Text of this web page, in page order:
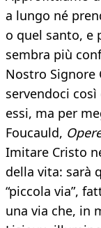
a lungo né
o quel santo, e
sembra più
Nostro Signore
servendoci
essi, ma per
Foucauld,
Imitare Cristo
della vita: sarà
“piccola via”,
una via che, in